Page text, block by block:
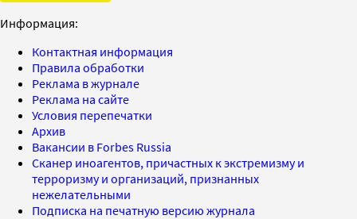
Информация:
Контактная информация
Правила обработки
Реклама в журнале
Реклама на сайте
Условия перепечатки
Архив
Вакансии в Forbes Russia
Сканер иноагентов, причастных к экстремизму и
терроризму и организаций, признанных
нежелательными
Подписка на печатную версию журнала